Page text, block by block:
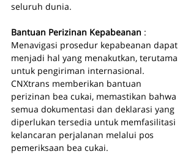
seluruh dunia.
Bantuan Perizinan Kepabeanan :
Menavigasi prosedur kepabeanan dapat
menjadi hal yang menakutkan, terutama
untuk pengiriman internasional.
CNXtrans memberikan bantuan
perizinan bea cukai, memastikan bahwa
semua dokumentasi dan deklarasi yang
diperlukan tersedia untuk memfasilitasi
kelancaran perjalanan melalui pos
pemeriksaan bea cukai.